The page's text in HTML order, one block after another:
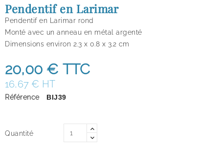
Pendentif en Larimar
Pendentif en Larimar rond
Monté avec un anneau en métal argenté
Dimensions environ 2.3 x 0.8 x 3.2 cm
20,00 € TTC
16,67 € HT
Référence BIJ39
Quantité